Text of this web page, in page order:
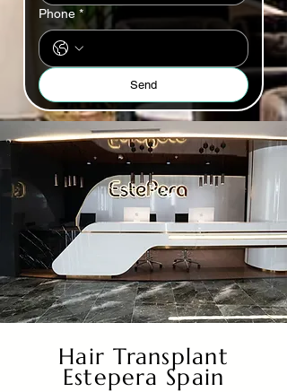
Phone *
Send
Hair Transplant
Estepera Spain